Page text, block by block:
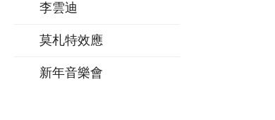
李雲迪
莫札特效應
新年音樂會